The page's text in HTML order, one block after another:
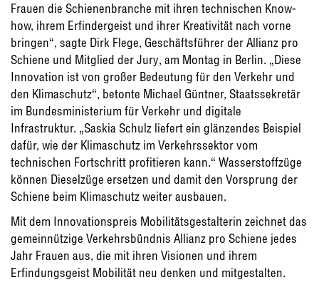
Frauen die Schienenbranche mit ihren technischen Know-
how, ihrem Erfindergeist und ihrer Kreativität nach vorne
bringen“, sagte Dirk Flege, Geschäftsführer der Allianz pro
Schiene und Mitglied der Jury, am Montag in Berlin. „Diese
Innovation ist von großer Bedeutung für den Verkehr und
den Klimaschutz“, betonte Michael Güntner, Staatssekretär
im Bundesministerium für Verkehr und digitale
Infrastruktur. „Saskia Schulz liefert ein glänzendes Beispiel
dafür, wie der Klimaschutz im Verkehrssektor vom
technischen Fortschritt profitieren kann.“ Wasserstoffzüge
können Dieselzüge ersetzen und damit den Vorsprung der
Schiene beim Klimaschutz weiter ausbauen.
Mit dem Innovationspreis Mobilitätsgestalterin zeichnet das
gemeinnützige Verkehrsbündnis Allianz pro Schiene jedes
Jahr Frauen aus, die mit ihren Visionen und ihrem
Erfindungsgeist Mobilität neu denken und mitgestalten.